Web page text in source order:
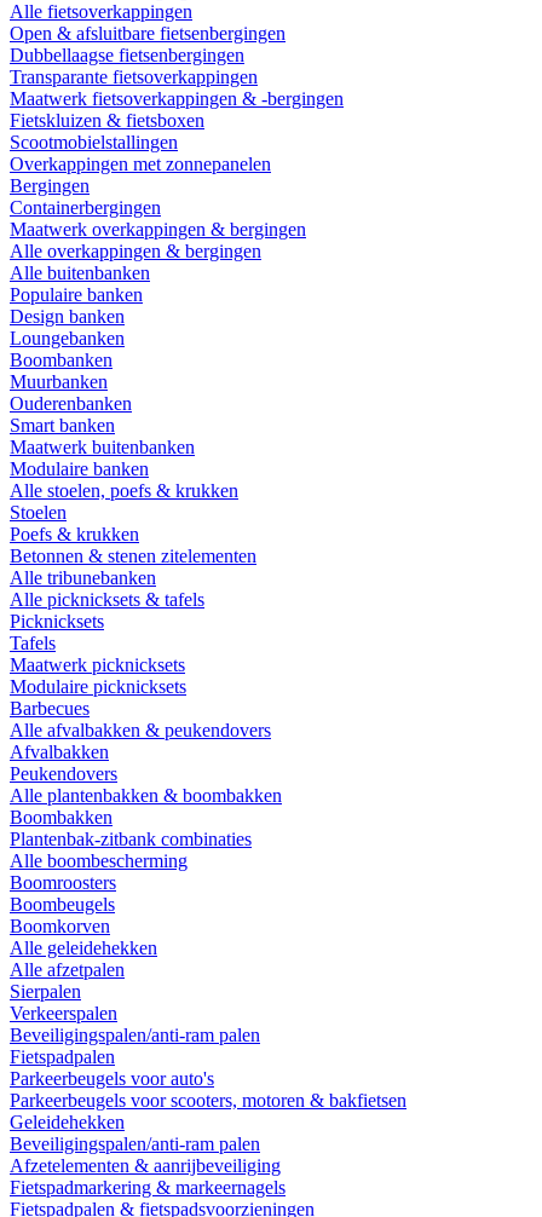
Alle fietsoverkappingen
Open & afsluitbare fietsenbergingen
Dubbellaagse fietsenbergingen
Transparante fietsoverkappingen
Maatwerk fietsoverkappingen & -bergingen
Fietskluizen & fietsboxen
Scootmobielstallingen
Overkappingen met zonnepanelen
Bergingen
Containerbergingen
Maatwerk overkappingen & bergingen
Alle overkappingen & bergingen
Alle buitenbanken
Populaire banken
Design banken
Loungebanken
Boombanken
Muurbanken
Ouderenbanken
Smart banken
Maatwerk buitenbanken
Modulaire banken
Alle stoelen, poefs & krukken
Stoelen
Poefs & krukken
Betonnen & stenen zitelementen
Alle tribunebanken
Alle picknicksets & tafels
Picknicksets
Tafels
Maatwerk picknicksets
Modulaire picknicksets
Barbecues
Alle afvalbakken & peukendovers
Afvalbakken
Peukendovers
Alle plantenbakken & boombakken
Boombakken
Plantenbak-zitbank combinaties
Alle boombescherming
Boomroosters
Boombeugels
Boomkorven
Alle geleidehekken
Alle afzetpalen
Sierpalen
Verkeerspalen
Beveiligingspalen/anti-ram palen
Fietspadpalen
Parkeerbeugels voor auto's
Parkeerbeugels voor scooters, motoren & bakfietsen
Geleidehekken
Beveiligingspalen/anti-ram palen
Afzetelementen & aanrijbeveiliging
Fietspadmarkering & markeernagels
Fietspadpalen & fietspadsvoorzieningen